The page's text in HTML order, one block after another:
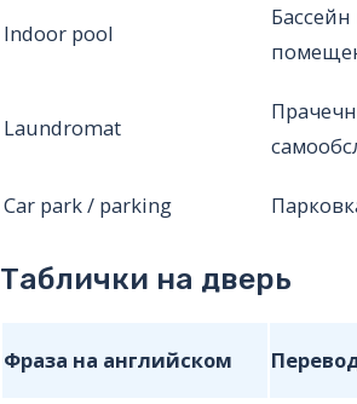
Indoor pool
Laundromat
Car park / parking
Таблички на дверь
Фраза на английском